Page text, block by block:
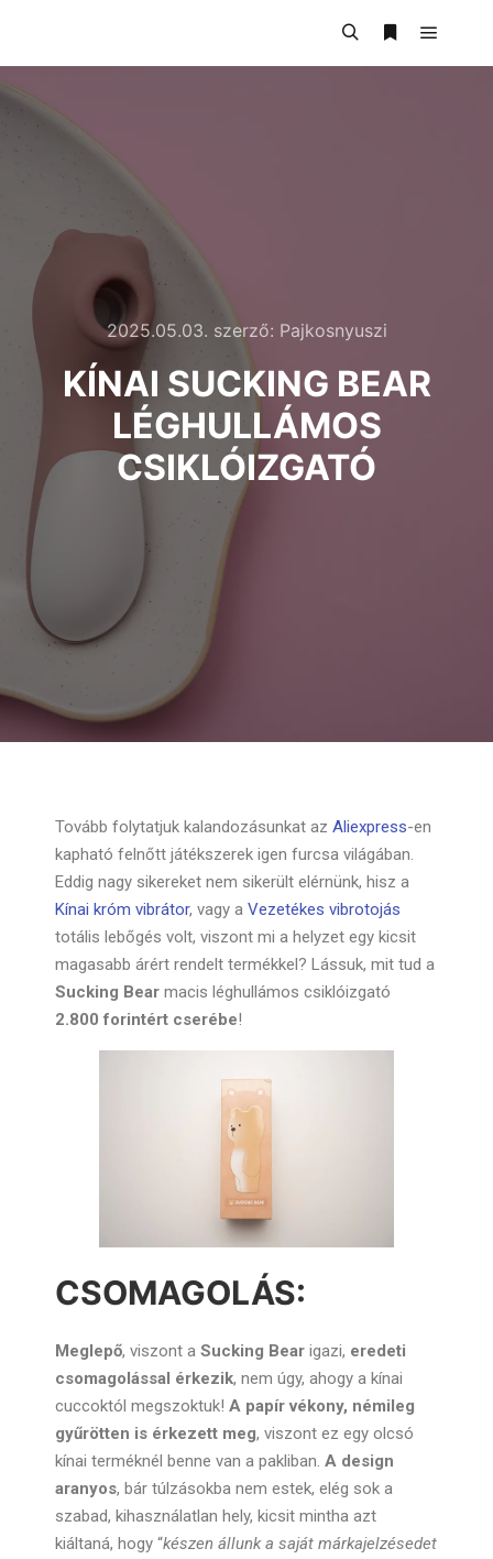
2025.05.03. szerző: Pajkosnyuszi
KÍNAI SUCKING BEAR
LÉGHULLÁMOS
CSIKLÓIZGATÓ
Tovább folytatjuk kalandozásunkat az Aliexpress-en
kapható felnőtt játékszerek igen furcsa világában.
Eddig nagy sikereket nem sikerült elérnünk, hisz a
Kínai króm vibrátor, vagy a Vezetékes vibrotojás
totális lebőgés volt, viszont mi a helyzet egy kicsit
magasabb árért rendelt termékkel? Lássuk, mit tud a
Sucking Bear macis léghullámos csiklóizgató
2.800 forintért cserébe!
CSOMAGOLÁS:
Meglepő, viszont a Sucking Bear igazi, eredeti
csomagolással érkezik, nem úgy, ahogy a kínai
cuccoktól megszoktuk! A papír vékony, némileg
gyűrötten is érkezett meg, viszont ez egy olcsó
kínai terméknél benne van a pakliban. A design
aranyos, bár túlzásokba nem estek, elég sok a
szabad, kihasználatlan hely, kicsit mintha azt
kiáltaná, hogy “készen állunk a saját márkajelzésedet